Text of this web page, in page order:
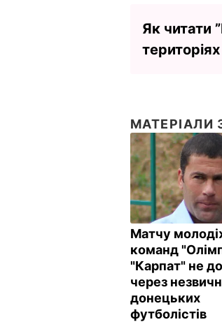
Як читати
територіях
МАТЕРІАЛИ
Матчу
команд
"Карпат" не
через
донецьких
футболістів